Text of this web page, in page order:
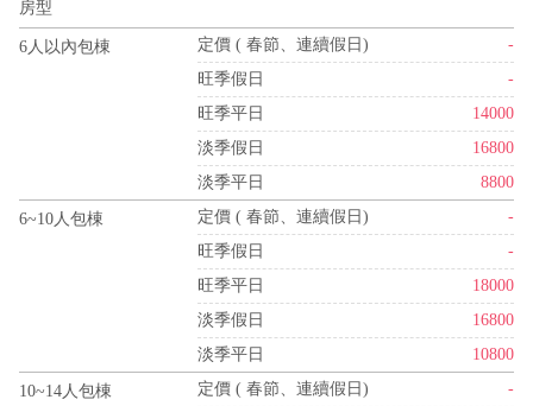
房型
6人以內包棟 定價 ( 春節、連續假日)
-
旺季假日
-
旺季平日
14000
淡季假日
16800
淡季平日
8800
6~10人包棟 定價 ( 春節、連續假日)
-
旺季假日
-
旺季平日
18000
淡季假日
16800
淡季平日
10800
10~14人包棟 定價 ( 春節、連續假日)
-